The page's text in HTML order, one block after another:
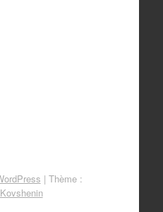
| Thème :